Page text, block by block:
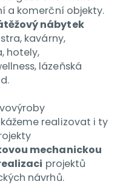
a komerční objekty.
nábytek
kavárny,
hotely,
lázeňská
realizovat i ty
mechanickou
projektů
návrhů.